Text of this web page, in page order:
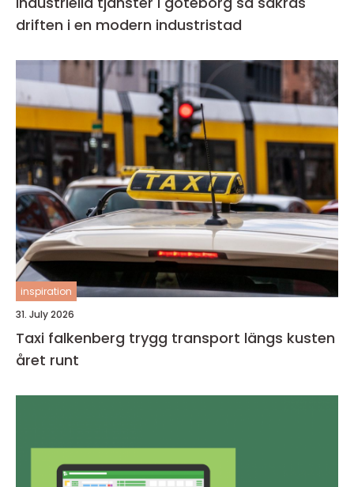
driften i en modern industristad
inspiration
31. July 2026
Taxi falkenberg trygg transport längs kusten
året runt